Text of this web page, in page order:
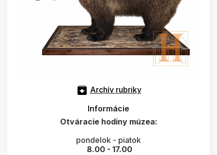
Archív rubriky
Informácie
Otváracie hodiny múzea:
pondelok - piatok
8.00 - 17.00